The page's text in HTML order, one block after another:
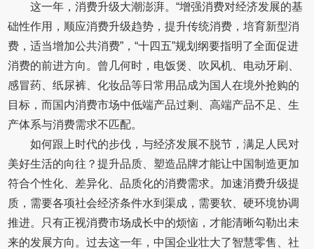
这一年，消费升级大潮澎湃。“增强消费对经济发展的基
础性作用，顺应消费升级趋势，提升传统消费，培育新型消
费，适当增加公共消费”，“十四五”规划纲要指明了全面促进
消费的前进方向。曾几何时，电饭煲、吹风机、电动牙刷、
感冒药、纸尿裤、化妆品等日常用品成为国人在境外抢购的
目标，而国内消费市场中低端产品过剩、高端产品不足、生
产体系与消费需求不匹配。
如何跟上时代的步伐，与经济发展不脱节，满足人民对
美好生活的向往？提升品质、塑造品牌才能让中国制造更加
符合个性化、差异化、品质化的消费需求。加速消费升级提
质，需要各项社会经济条件水到渠成，需要软、硬环境协调
推进。只有正视消费市场成长中的烦恼，才能清晰勾勒出未
来的发展方向。过去这一年，中国企业壮大了智慧零售、社